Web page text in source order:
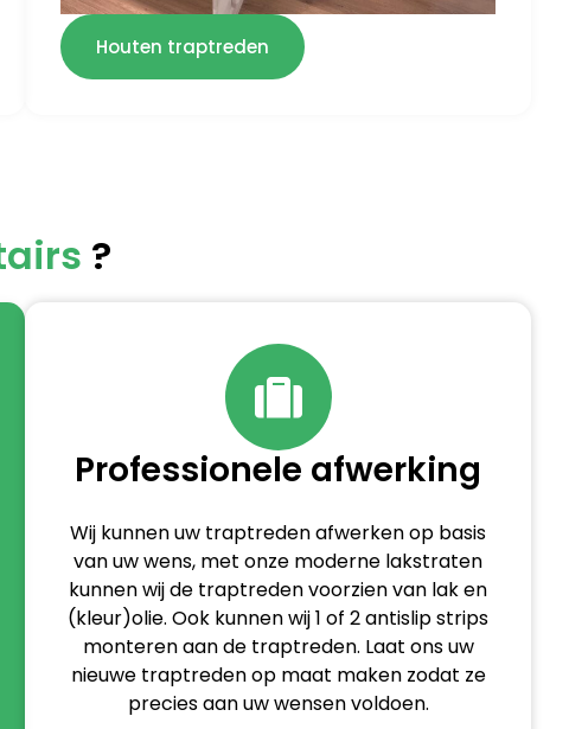
Houten traptreden
?
Professionele afwerking
Wij kunnen uw traptreden afwerken op basis
van uw wens, met onze moderne lakstraten
kunnen wij de traptreden voorzien van lak en
(kleur)olie. Ook kunnen wij 1 of 2 antislip strips
monteren aan de traptreden. Laat ons uw
nieuwe traptreden op maat maken zodat ze
precies aan uw wensen voldoen.